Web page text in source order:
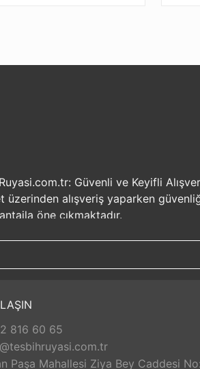
Güvenli ve Keyifli
üzerinden alışveriş yaparken
öne çıkmaktadır.
ile rahatça alışveriş
Kargo Hizmeti: Sipariş verdiğiniz
Değişim İmkanı: Memnuniyetsizlik
kolayca iade edebilir veya değişim
Destek: TesbihRuyasi.com.tr,
veya yardıma ihtiyacınız olursa,
güvenli, hızlı ve
816 60 65
Paşa Mahallesi Ziya Bey Caddesi